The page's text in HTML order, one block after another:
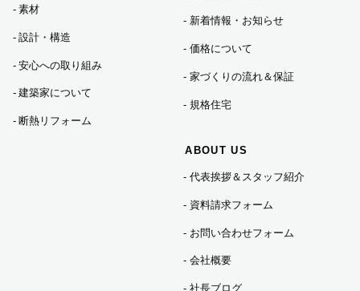
2023年10月 (2)
素材
設計・構造
安心への取り組み
建築家について
断熱リフォーム
新着情報・お知らせ
価格について
家づくりの流れ＆保証
規格住宅
ABOUT US
代表挨拶＆スタッフ紹介
資料請求フォーム
お問い合わせフォーム
会社概要